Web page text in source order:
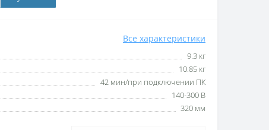
Все характеристики
9.3 кг
10.85 кг
42 мин/при подключении ПК
140-300 В
320 мм